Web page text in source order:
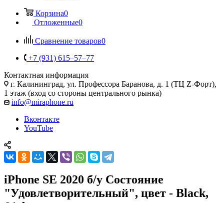
Корзина0
Отложенные0
Сравнение товаров0
+7 (931) 615‒57‒77
Контактная информация
г. Калининград, ул. Профессора Баранова, д. 1 (ТЦ Z-Форт),
1 этаж (вход со стороны центрального рынка)
info@miraphone.ru
Вконтакте
YouTube
iPhone SE 2020 б/у Состояние
"Удовлетворительный", цвет - Black,